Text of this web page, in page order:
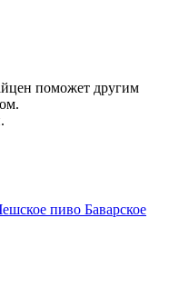
поможет другим
пиво Баварское